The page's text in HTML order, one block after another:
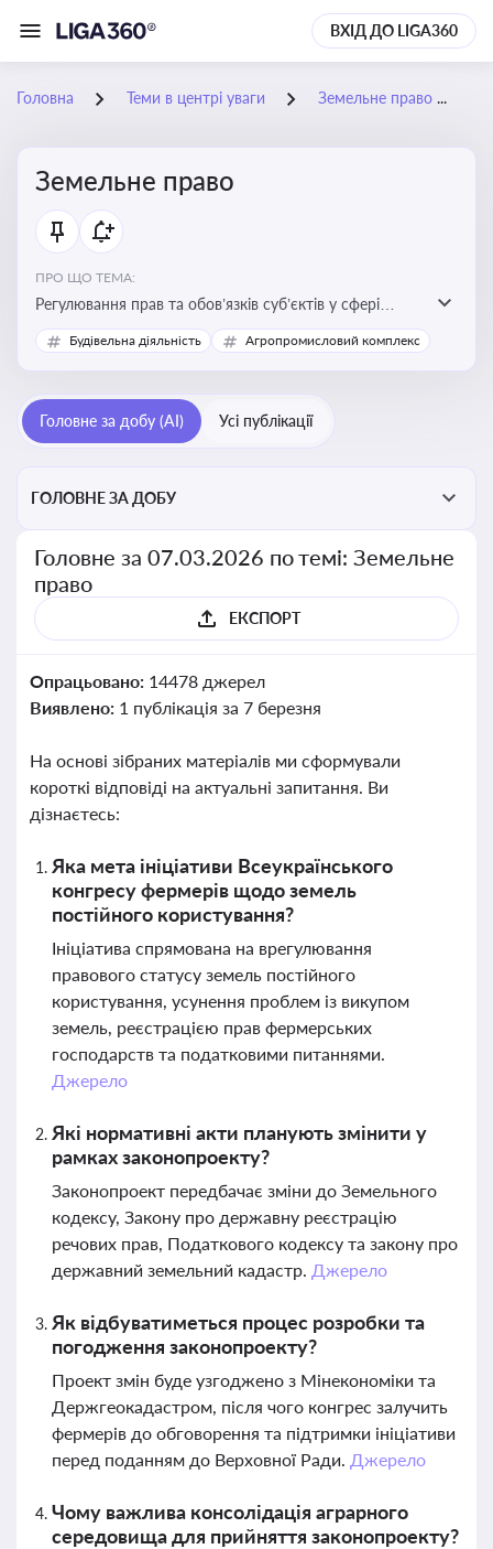
ВХІД ДО LIGA360
Головна Теми в центрі уваги Земельне право
Земельне право
ПРО ЩО ТЕМА:
Регулювання прав та обов’язків суб’єктів у сфері
користування землею, земельний сервітут, що є
критично важливим для захисту майнових прав
ефективного управління земельними ресурсами
Будівельна діяльність Агропромисловий комплекс
Головне за добу (AI) Усі публікації
ГОЛОВНЕ ЗА ДОБУ
Головне за 07.03.2026 по темі: Земельне
право
ЕКСПОРТ
Опрацьовано: 14478 джерел
Виявлено: 1 публікація за 7 березня
На основі зібраних матеріалів ми сформували
короткі відповіді на актуальні запитання. Ви
дізнаєтесь:
Яка мета ініціативи Всеукраїнського
конгресу фермерів щодо земель
постійного користування?
Ініціатива спрямована на врегулювання
правового статусу земель постійного
користування, усунення проблем із викупом
земель, реєстрацією прав фермерських
господарств та податковими питаннями.
Джерело
Які нормативні акти планують змінити у
рамках законопроекту?
Законопроект передбачає зміни до Земельного
кодексу, Закону про державну реєстрацію
речових прав, Податкового кодексу та закону про
державний земельний кадастр. Джерело
Як відбуватиметься процес розробки та
погодження законопроекту?
Проект змін буде узгоджено з Мінекономіки та
Держгеокадастром, після чого конгрес залучить
фермерів до обговорення та підтримки ініціативи
перед поданням до Верховної Ради. Джерело
Чому важлива консолідація аграрного
середовища для прийняття законопроекту?